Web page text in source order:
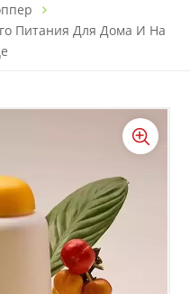
Питания Для Дома И На